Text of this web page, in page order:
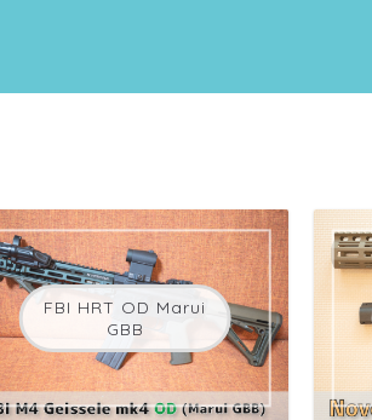
FBI HRT OD Marui
GBB